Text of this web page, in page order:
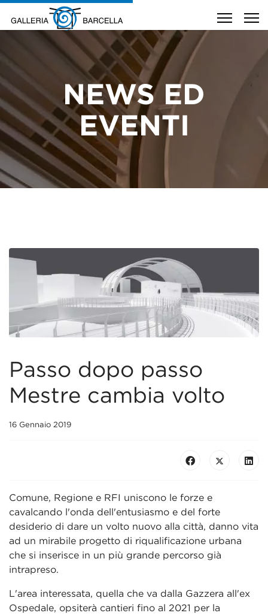
NEWS ED
EVENTI
Passo dopo passo
Mestre cambia volto
16 Gennaio 2019
Comune, Regione e RFI uniscono le forze e
cavalcando l'onda dell'entusiasmo e del forte
desiderio di dare un volto nuovo alla città, danno vita
ad un mirabile progetto di riqualificazione urbana
che si inserisce in un più grande percorso già
intrapreso.
L'area interessata, quella che va dalla Gazzera all'ex
Ospedale, opsiterà cantieri fino al 2021 per la